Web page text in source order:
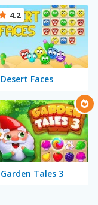
Desert Faces
4.2
Garden Tales 3